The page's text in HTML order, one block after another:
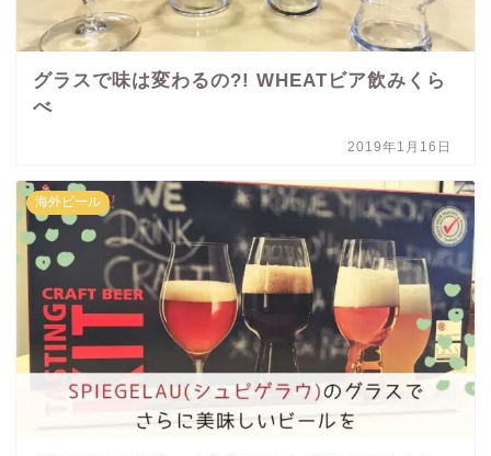
グラスで味は変わるの?! WHEATビア飲みくら
べ
2019年1月16日
海外ビール